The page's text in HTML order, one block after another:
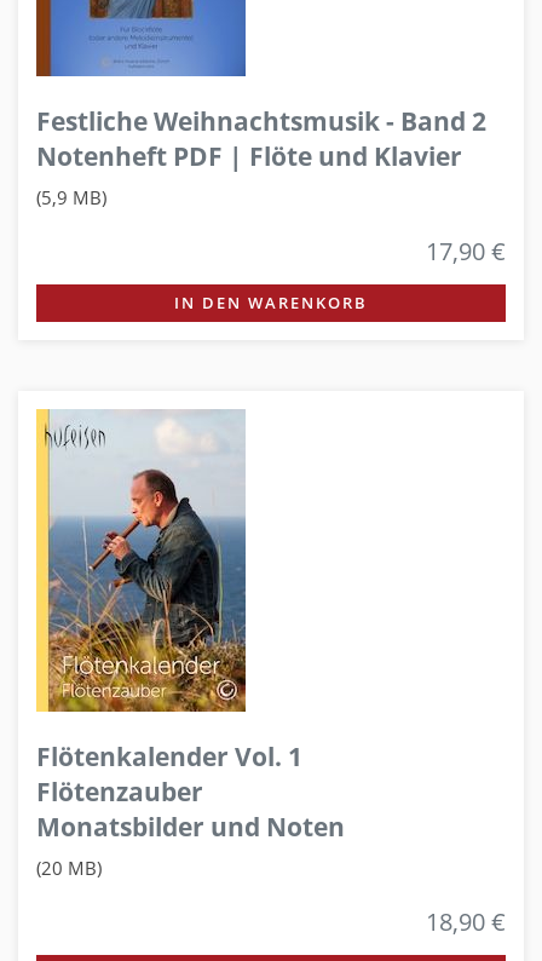
Festliche Weihnachtsmusik - Band 2
Notenheft PDF | Flöte und Klavier
(5,9 MB)
17,90 €
IN DEN WARENKORB
Flötenkalender Vol. 1
Flötenzauber
Monatsbilder und Noten
(20 MB)
18,90 €